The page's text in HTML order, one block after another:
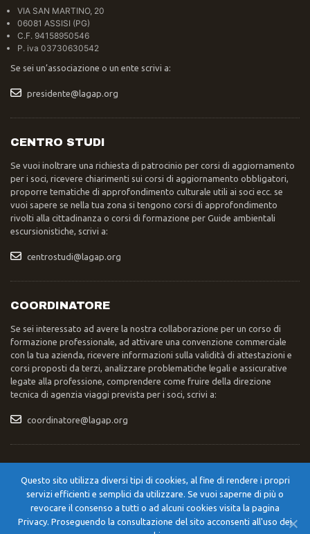
VIA SAN MARTINO, 20
06081 ASSISI (PG)
C.F. 94158950546
P. iva 03730630542
Se sei un’associazione o un ente scrivi a:
presidente@lagap.org
CENTRO STUDI
Se vuoi inoltrare una richiesta di patrocinio per corsi di aggiornamento
per i soci, ricevere chiarimenti sui corsi di aggiornamento obbligatori,
proporre tematiche di approfondimento culturale utili ai soci ecc. se
vuoi sapere se nella tua zona si tengono corsi di approfondimento
rivolti alla cittadinanza o corsi di formazione per Guide ambientali
escursionistiche, scrivi a:
centrostudi@lagap.org
COORDINATORE
Se sei interessato ad avere la nostra collaborazione per un corso di
formazione professionale, ad attivare una convenzione commerciale
con la tua azienda, ricevere informazioni sulla validità di attestazioni e
corsi proposti da terzi, analizzare problematiche legali e assicurative
legate alla professione, comprendere come fruire della direzione
tecnica di agenzia viaggi prevista per i soci, scrivi a:
coordinatore@lagap.org
Se devi inviare una lettera, un pacco, una raccomandata, scrivi a:
Segreteria Nazionale LAGAP – Str. XXIV Maggio 42/A – 06055 –
Cerqueto di Marsciano (PG)
Questo sito utilizza diversi tipi di cookies, al fine di rendere i propri
servizi efficienti e semplici da utilizzare. Se vuoi saperne di più o
revocare il consenso a tutti o ad alcuni cookies visita la pagina
Privacy. Proseguendo la consultazione del sito acconsenti all'uso dei